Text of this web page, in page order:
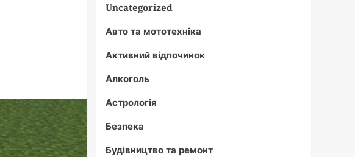
Uncategorized
Авто та мототехніка
Активний відпочинок
Алкоголь
Астрологія
Безпека
Будівництво та ремонт